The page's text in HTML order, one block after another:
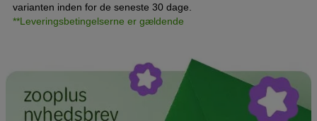
varianten inden for de seneste 30 dage.
**Leveringsbetingelserne er gældende